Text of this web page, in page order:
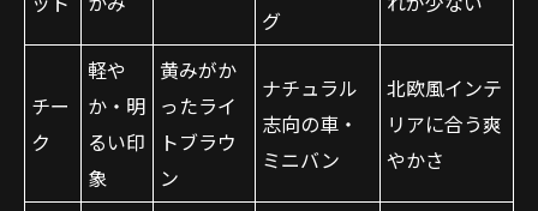
グ
チー
ク
軽や
か・明
るい印
象
黄みがか
ったライ
トブラウ
ン
ナチュラル
志向の車・
ミニバン
北欧風インテ
リアに合う爽
やかさ